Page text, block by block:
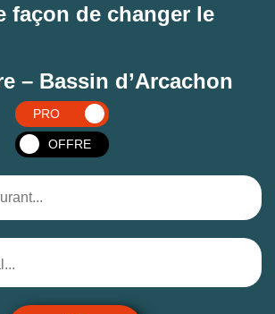
façon de changer le
– Bassin d’Arcachon
PRO
OFFRE